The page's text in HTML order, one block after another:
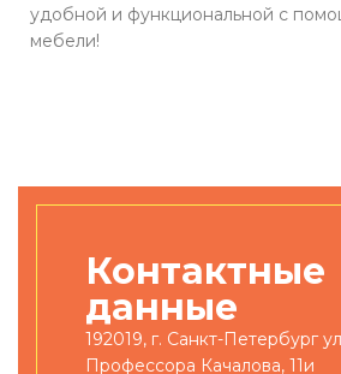
удобной и функциональной с
мебели!
Контактные
данные
192019, г. Санкт-Петербург
Профессора Качалова, 11и